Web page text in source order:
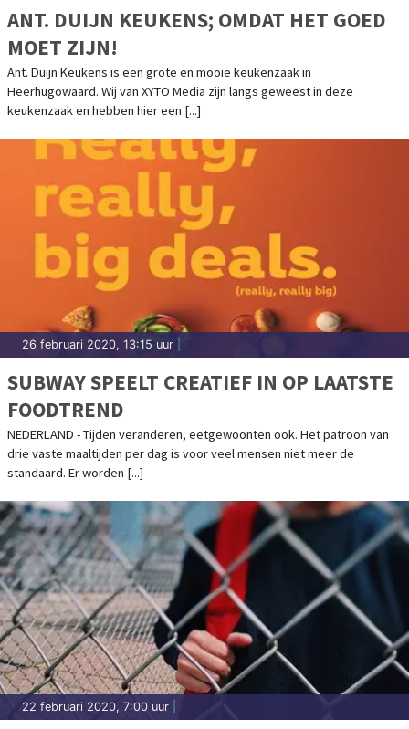
ANT. DUIJN KEUKENS; OMDAT HET GOED
MOET ZIJN!
Ant. Duijn Keukens is een grote en mooie keukenzaak in
Heerhugowaard. Wij van XYTO Media zijn langs geweest in deze
keukenzaak en hebben hier een [...]
26 februari 2020, 13:15 uur
SUBWAY SPEELT CREATIEF IN OP LAATSTE
FOODTREND
NEDERLAND - Tijden veranderen, eetgewoonten ook. Het patroon van
drie vaste maaltijden per dag is voor veel mensen niet meer de
standaard. Er worden [...]
22 februari 2020, 7:00 uur